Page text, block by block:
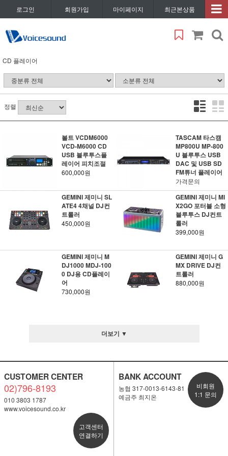
로그인 회원가입 마이페이지 최근본상품
CD 플레이어
정렬
볼트 VCDM6000
VCD-M6000 CD
USB 블루투스플
레이어 피치조절
600,000원
TASCAM 타스캠
MP800U MP-800
U 블루투스 USB
DAC 및 USB SD
FM튜너 플레이어
가격문의
GEMINI 제미니 SL
ATE4 4채널 DJ컨
트롤러
450,000원
GEMINI 제미니 MI
X2GO 포터블 소형
블루투스 DJ컨트
롤러
399,000원
GEMINI 제미니 M
DJ1000 MDJ-100
0 DJ용 CD플레이
어
730,000원
GEMINI 제미니 G
MX DRIVE DJ컨
트롤러
880,000원
더보기 ▼
CUSTOMER CENTER
02)796-8193
010 3803 1787
www.voicesound.co.kr
고객센터
연결하기
BANK ACCOUNT
농협 317-0013-6143-81
예금주 최지온
비회원
1:1 문의